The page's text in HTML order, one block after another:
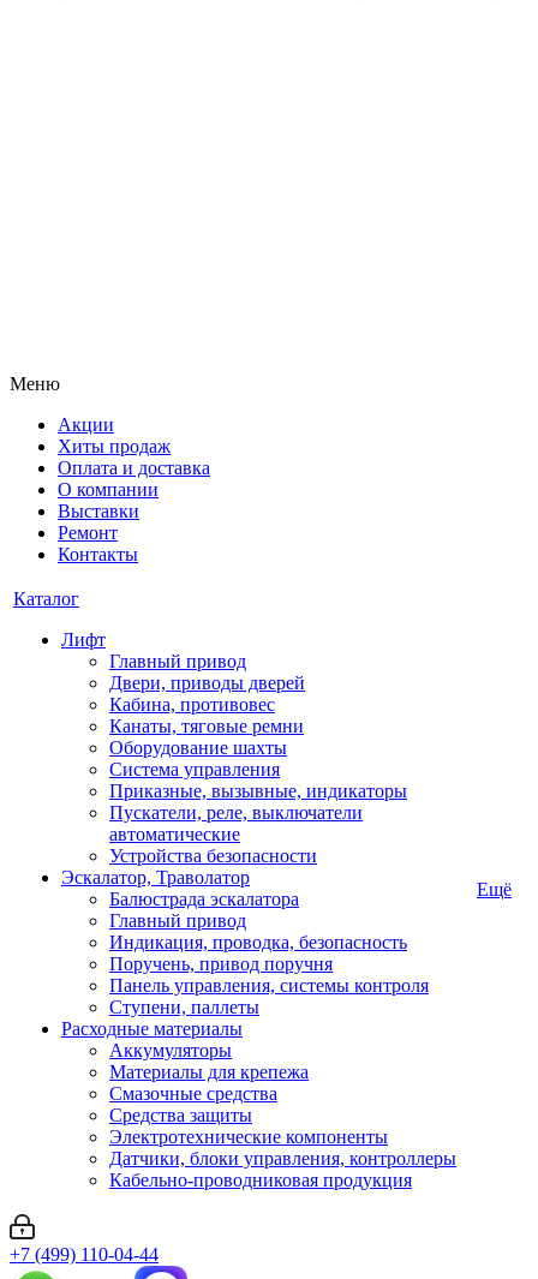
Меню
Акции
Хиты продаж
Оплата и доставка
О компании
Выставки
Ремонт
Контакты
Каталог
Лифт
Главный привод
Двери, приводы дверей
Кабина, противовес
Канаты, тяговые ремни
Оборудование шахты
Система управления
Приказные, вызывные, индикаторы
Пускатели, реле, выключатели
автоматические
Устройства безопасности
Эскалатор, Траволатор
Балюстрада эскалатора
Главный привод
Индикация, проводка, безопасность
Поручень, привод поручня
Панель управления, системы контроля
Ступени, паллеты
Расходные материалы
Аккумуляторы
Материалы для крепежа
Смазочные средства
Средства защиты
Электротехнические компоненты
Датчики, блоки управления, контроллеры
Кабельно-проводниковая продукция
Ещё
+7 (499) 110-04-44